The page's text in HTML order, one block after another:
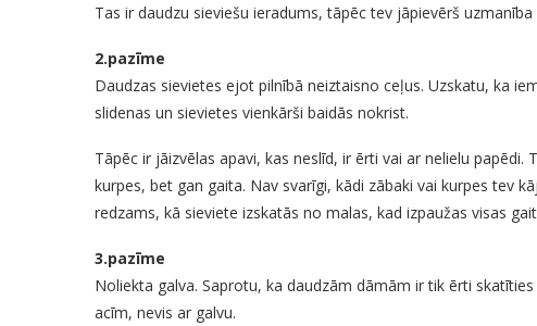
Tas ir daudzu sieviešu ieradums, tāpēc tev jāpievērš
2.pazīme
Daudzas sievietes ejot pilnībā neiztaisno ceļus. Uzskatu, ka
slidenas un sievietes vienkārši baidās nokrist.
Tāpēc ir jāizvēlas apavi, kas neslīd, ir ērti vai ar nelielu
kurpes, bet gan gaita. Nav svarīgi, kādi zābaki vai kurpes tev
redzams, kā sieviete izskatās no malas, kad izpaužas visas
3.pazīme
Noliekta galva. Saprotu, ka daudzām dāmām ir tik ērti
acīm, nevis ar galvu.